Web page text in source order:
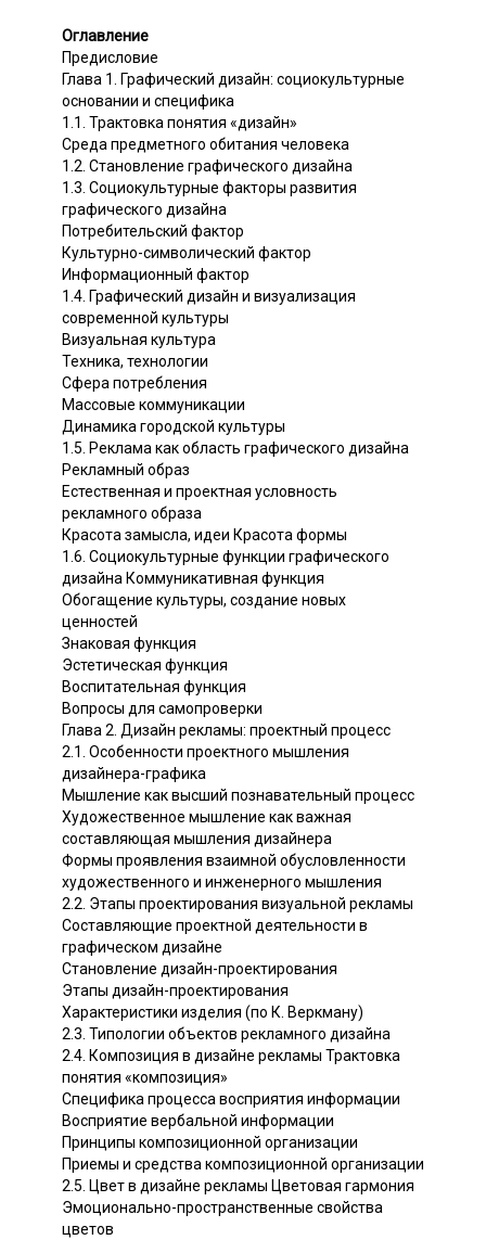
Оглавление
Предисловие
Глава 1. Графический дизайн: социокультурные
основании и специфика
1.1. Трактовка понятия «дизайн»
Среда предметного обитания человека
1.2. Становление графического дизайна
1.3. Социокультурные факторы развития
графического дизайна
Потребительский фактор
Культурно-символический фактор
Информационный фактор
1.4. Графический дизайн и визуализация
современной культуры
Визуальная культура
Техника, технологии
Сфера потребления
Массовые коммуникации
Динамика городской культуры
1.5. Реклама как область графического дизайна
Рекламный образ
Естественная и проектная условность
рекламного образа
Красота замысла, идеи Красота формы
1.6. Социокультурные функции графического
дизайна Коммуникативная функция
Обогащение культуры, создание новых
ценностей
Знаковая функция
Эстетическая функция
Воспитательная функция
Вопросы для самопроверки
Глава 2. Дизайн рекламы: проектный процесс
2.1. Особенности проектного мышления
дизайнера-графика
Мышление как высший познавательный процесс
Художественное мышление как важная
составляющая мышления дизайнера
Формы проявления взаимной обусловленности
художественного и инженерного мышления
2.2. Этапы проектирования визуальной рекламы
Составляющие проектной деятельности в
графическом дизайне
Становление дизайн-проектирования
Этапы дизайн-проектирования
Характеристики изделия (по К. Веркману)
2.3. Типологии объектов рекламного дизайна
2.4. Композиция в дизайне рекламы Трактовка
понятия «композиция»
Специфика процесса восприятия информации
Восприятие вербальной информации
Принципы композиционной организации
Приемы и средства композиционной организации
2.5. Цвет в дизайне рекламы Цветовая гармония
Эмоционально-пространственные свойства
цветов